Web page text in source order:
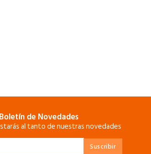
Boletín de Novedades
al tanto de nuestras novedades